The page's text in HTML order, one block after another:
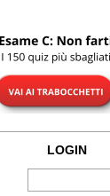
LOGIN